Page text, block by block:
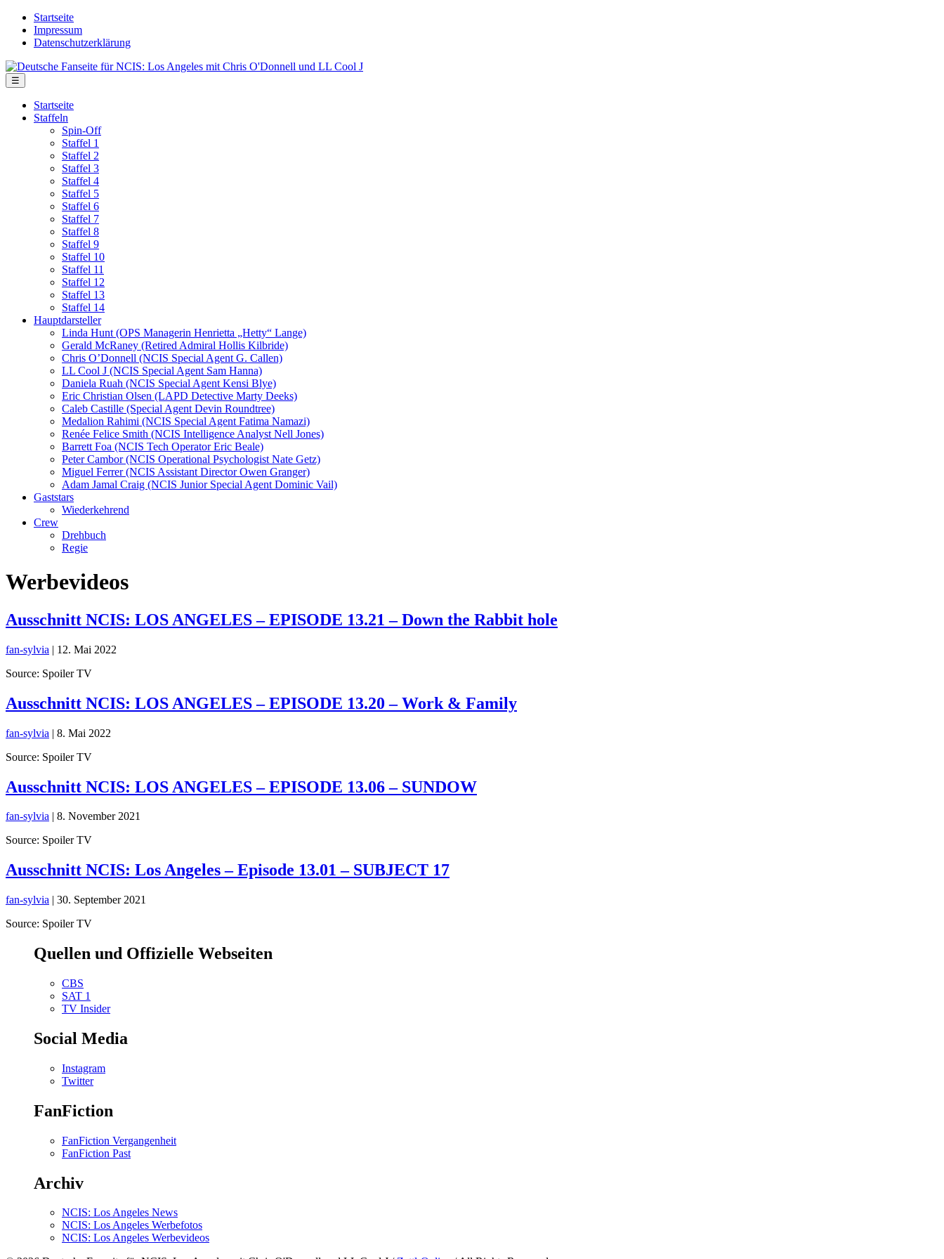
Skip
Startseite
Impressum
Datenschutzerklärung
Deutsche
Fanseite
für
NCIS:
O'Donnell
☰
Startseite
Staffeln
Spin-Off
Staffel 1
Staffel 2
Staffel 3
Staffel 4
Staffel 5
Staffel 6
Staffel 7
Staffel 8
Staffel 9
Staffel 10
Staffel 11
Staffel 12
Staffel 13
Staffel 14
Hauptdarsteller
Linda Hunt (OPS Managerin Henrietta „Hetty“ Lange)
Gerald McRaney (Retired Admiral Hollis Kilbride)
Chris O’Donnell (NCIS Special Agent G. Callen)
LL Cool J (NCIS Special Agent Sam Hanna)
Daniela Ruah (NCIS Special Agent Kensi Blye)
Eric Christian Olsen (LAPD Detective Marty Deeks)
Caleb Castille (Special Agent Devin Roundtree)
Medalion Rahimi (NCIS Special Agent Fatima Namazi)
Renée Felice Smith (NCIS Intelligence Analyst Nell Jones)
Barrett Foa (NCIS Tech Operator Eric Beale)
Peter Cambor (NCIS Operational Psychologist Nate Getz)
Miguel Ferrer (NCIS Assistant Director Owen Granger)
Adam Jamal Craig (NCIS Junior Special Agent Dominic Vail)
Gaststars
Wiederkehrend
Crew
Drehbuch
Regie
Werbevideos
Ausschnitt NCIS: LOS ANGELES – EPISODE 13.21 – Down the Rabbit hole
fan-sylvia | 12. Mai 2022
Source: Spoiler TV
Ausschnitt NCIS: LOS ANGELES – EPISODE 13.20 – Work & Family
fan-sylvia | 8. Mai 2022
Source: Spoiler TV
Ausschnitt NCIS: LOS ANGELES – EPISODE 13.06 – SUNDOW
fan-sylvia | 8. November 2021
Source: Spoiler TV
Ausschnitt NCIS: Los Angeles – Episode 13.01 – SUBJECT 17
fan-sylvia | 30. September 2021
Source: Spoiler TV
Quellen und Offizielle Webseiten
CBS
SAT 1
TV Insider
Social Media
Instagram
Twitter
FanFiction
FanFiction Vergangenheit
FanFiction Past
Archiv
NCIS: Los Angeles News
NCIS: Los Angeles Werbefotos
NCIS: Los Angeles Werbevideos